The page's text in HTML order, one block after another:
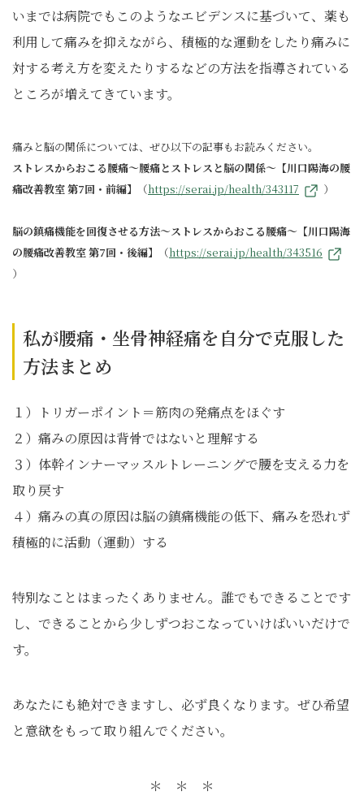
いまでは病院でもこのようなエビデンスに基づいて、薬も
利用して痛みを抑えながら、積極的な運動をしたり痛みに
対する考え方を変えたりするなどの方法を指導されている
ところが増えてきています。
痛みと脳の関係については、ぜひ以下の記事もお読みください。
ストレスからおこる腰痛～腰痛とストレスと脳の関係～【川口陽海の腰
痛改善教室 第7回・前編】
（https://serai.jp/health/343117 ）
脳の鎮痛機能を回復させる方法～ストレスからおこる腰痛～【川口陽海
の腰痛改善教室 第7回・後編】
（https://serai.jp/health/343516
）
私が腰痛・坐骨神経痛を自分で克服した
方法まとめ
１）トリガーポイント＝筋肉の発痛点をほぐす
２）痛みの原因は背骨ではないと理解する
３）体幹インナーマッスルトレーニングで腰を支える力を
取り戻す
４）痛みの真の原因は脳の鎮痛機能の低下、痛みを恐れず
積極的に活動（運動）する
特別なことはまったくありません。誰でもできることです
し、できることから少しずつおこなっていけばいいだけで
す。
あなたにも絶対できますし、必ず良くなります。ぜひ希望
と意欲をもって取り組んでください。
＊ ＊ ＊